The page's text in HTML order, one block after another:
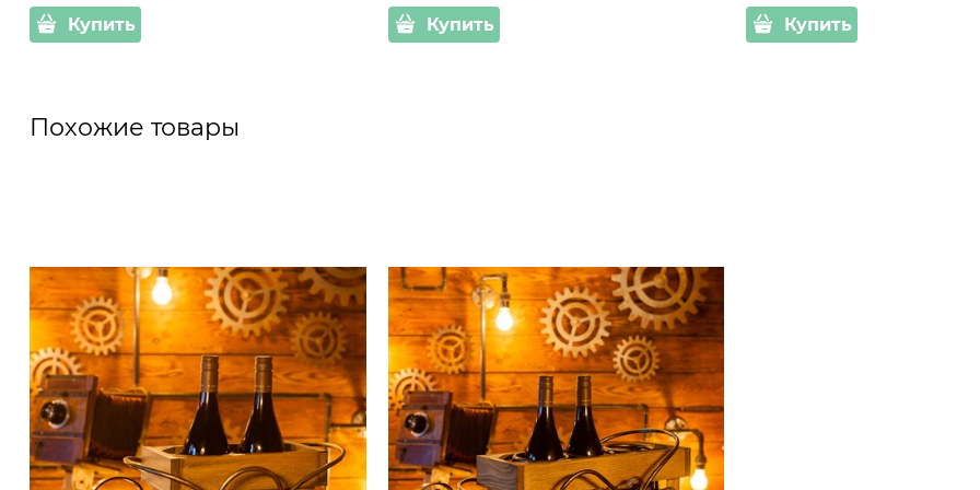
Купить Купить Купить
Похожие товары